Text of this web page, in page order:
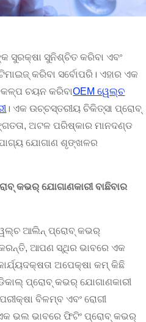
ସୁରକ୍ଷା ସୁନିଶ୍ଚିତ କରିବା ଏବଂ
କରିବା ସର୍ବୋପରି। ଏହାର ଏକ
ଚୟନ କରିବାOEM ୱେଲ୍ଚ
। ଏକ ଉଚ୍ଚସ୍ତରୀୟ ଚିକିତ୍ସା ପ୍ରୋବ୍
ଅଟଳ ପରିଷ୍କାର ମାନଦଣ୍ଡ
ଯୋଗାଣ ଶୃଙ୍ଖଳର
କଭର୍ ଯୋଗାଣକାରୀ ବାଛିବାର
ଆଲିନ୍ ପ୍ରୋବ୍ କଭର୍
ଆପଣ ସ୍ଥିର ଭାବରେ ଏକ
ଅପେକ୍ଷା କମ୍ କିଛି
ପ୍ରୋବ୍ କଭର୍ ଯୋଗାଣକାରୀ
ବିଳମ୍ବ ଏବଂ ରୋଗୀ
ଭଲ ଭାବରେ ଫିଟିଂ ପ୍ରୋବ୍ କଭର୍